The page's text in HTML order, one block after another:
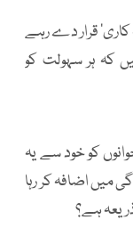
کاری‘ قرار دے رہے
کہ ہر سہولت کو
کو خود سے یہ
میں اضافہ کر رہا
ہے؟